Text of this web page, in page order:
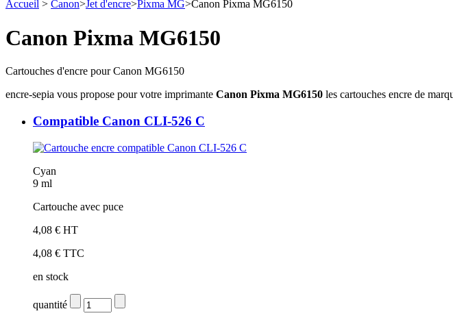
Accueil > Canon>Jet d'encre>Pixma MG>Canon Pixma MG6150
Canon Pixma MG6150
Cartouches d'encre pour Canon MG6150
encre-sepia vous propose pour votre imprimante Canon Pixma MG6150 les cartouches encre de
Compatible Canon CLI-526 C
Cyan
9 ml
Cartouche avec puce
4,08 € HT
4,08 € TTC
en stock
quantité